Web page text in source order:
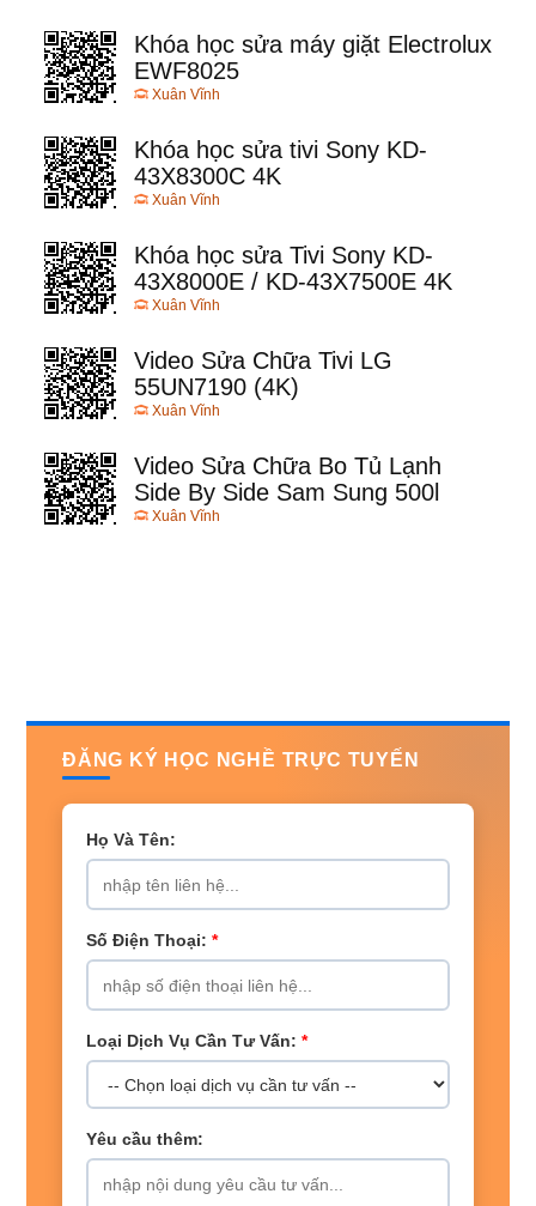
Khóa học sửa máy giặt Electrolux
EWF8025
Xuân Vĩnh
Khóa học sửa tivi Sony KD-
43X8300C 4K
Xuân Vĩnh
Khóa học sửa Tivi Sony KD-
43X8000E / KD-43X7500E 4K
Xuân Vĩnh
Video Sửa Chữa Tivi LG
55UN7190 (4K)
Xuân Vĩnh
Video Sửa Chữa Bo Tủ Lạnh
Side By Side Sam Sung 500l
Xuân Vĩnh
ĐĂNG KÝ HỌC NGHỀ TRỰC TUYẾN
Họ Và Tên:
Số Điện Thoại: *
Loại Dịch Vụ Cần Tư Vấn: *
Yêu cầu thêm: